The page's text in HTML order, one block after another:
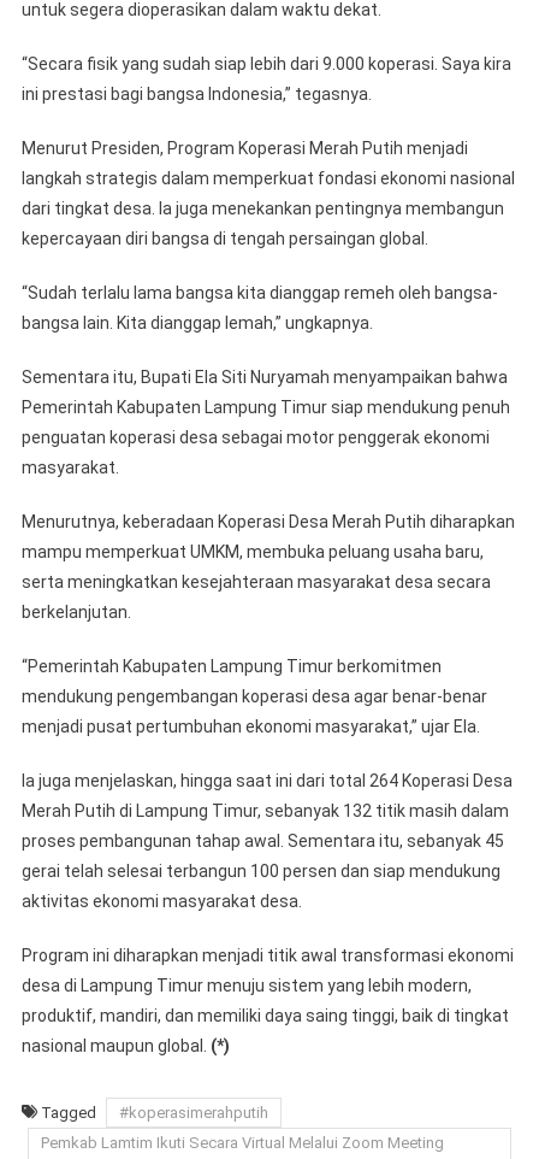
untuk segera dioperasikan dalam waktu dekat.
“Secara fisik yang sudah siap lebih dari 9.000 koperasi. Saya kira
ini prestasi bagi bangsa Indonesia,” tegasnya.
Menurut Presiden, Program Koperasi Merah Putih menjadi
langkah strategis dalam memperkuat fondasi ekonomi nasional
dari tingkat desa. Ia juga menekankan pentingnya membangun
kepercayaan diri bangsa di tengah persaingan global.
“Sudah terlalu lama bangsa kita dianggap remeh oleh bangsa-
bangsa lain. Kita dianggap lemah,” ungkapnya.
Sementara itu, Bupati Ela Siti Nuryamah menyampaikan bahwa
Pemerintah Kabupaten Lampung Timur siap mendukung penuh
penguatan koperasi desa sebagai motor penggerak ekonomi
masyarakat.
Menurutnya, keberadaan Koperasi Desa Merah Putih diharapkan
mampu memperkuat UMKM, membuka peluang usaha baru,
serta meningkatkan kesejahteraan masyarakat desa secara
berkelanjutan.
“Pemerintah Kabupaten Lampung Timur berkomitmen
mendukung pengembangan koperasi desa agar benar-benar
menjadi pusat pertumbuhan ekonomi masyarakat,” ujar Ela.
Ia juga menjelaskan, hingga saat ini dari total 264 Koperasi Desa
Merah Putih di Lampung Timur, sebanyak 132 titik masih dalam
proses pembangunan tahap awal. Sementara itu, sebanyak 45
gerai telah selesai terbangun 100 persen dan siap mendukung
aktivitas ekonomi masyarakat desa.
Program ini diharapkan menjadi titik awal transformasi ekonomi
desa di Lampung Timur menuju sistem yang lebih modern,
produktif, mandiri, dan memiliki daya saing tinggi, baik di tingkat
nasional maupun global. (*)
Tagged
#koperasimerahputih
Pemkab Lamtim Ikuti Secara Virtual Melalui Zoom Meeting